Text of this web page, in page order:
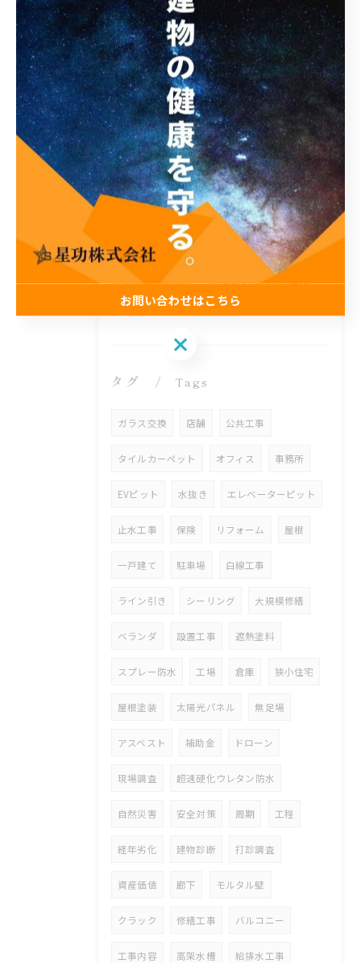
最近の投稿 Recent Posts
2026/08/06
工場の暑さ対策に！遮熱塗料「アドクールAQUA」施工前の温度測定を設置
2026/08/05
🌻夏季休業のお知らせ🌻
2026/07/31
足場が組めない場所でも施工可能！ロープアクセス工法の特徴と対応できる工事
タグ Tags
ガラス交換 店舗 公共工事
タイルカーペット オフィス 事務所
EVピット 水抜き エレベーターピット
止水工事 保険 リフォーム 屋根
一戸建て 駐車場 白線工事
ライン引き シーリング 大規模修繕
ベランダ 設置工事 遮熱塗料
スプレー防水 工場 倉庫 狭小住宅
屋根塗装 太陽光パネル 無足場
アスベスト 補助金 ドローン
現場調査 超速硬化ウレタン防水
自然災害 安全対策 周期 工程
経年劣化 建物診断 打診調査
資産価値 廊下 モルタル壁
クラック 修繕工事 バルコニー
工事内容 高架水槽 給排水工事
お問い合わせはこちら
お問い合わせはこちら